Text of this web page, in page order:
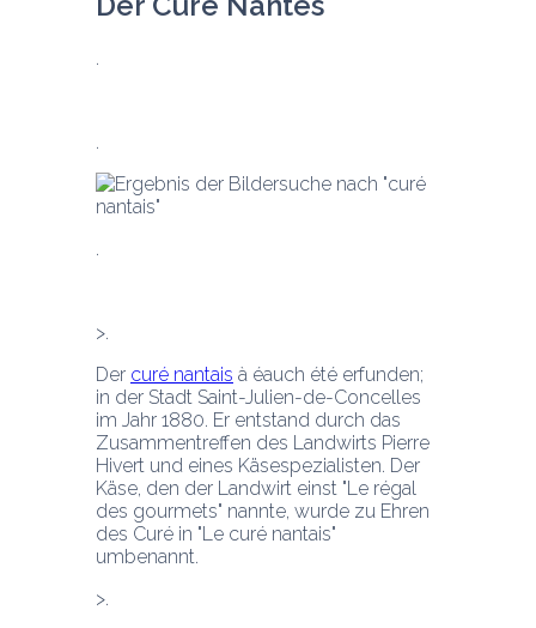
Der curé nantais à éauch été erfunden;
in der Stadt Saint-Julien-de-Concelles
im Jahr 1880. Er entstand durch das
Zusammentreffen des Landwirts Pierre
Hivert und eines Käsespezialisten. Der
Käse, den der Landwirt einst "Le régal
des gourmets" nannte, wurde zu Ehren
des Curé in "Le curé nantais"
umbenannt.